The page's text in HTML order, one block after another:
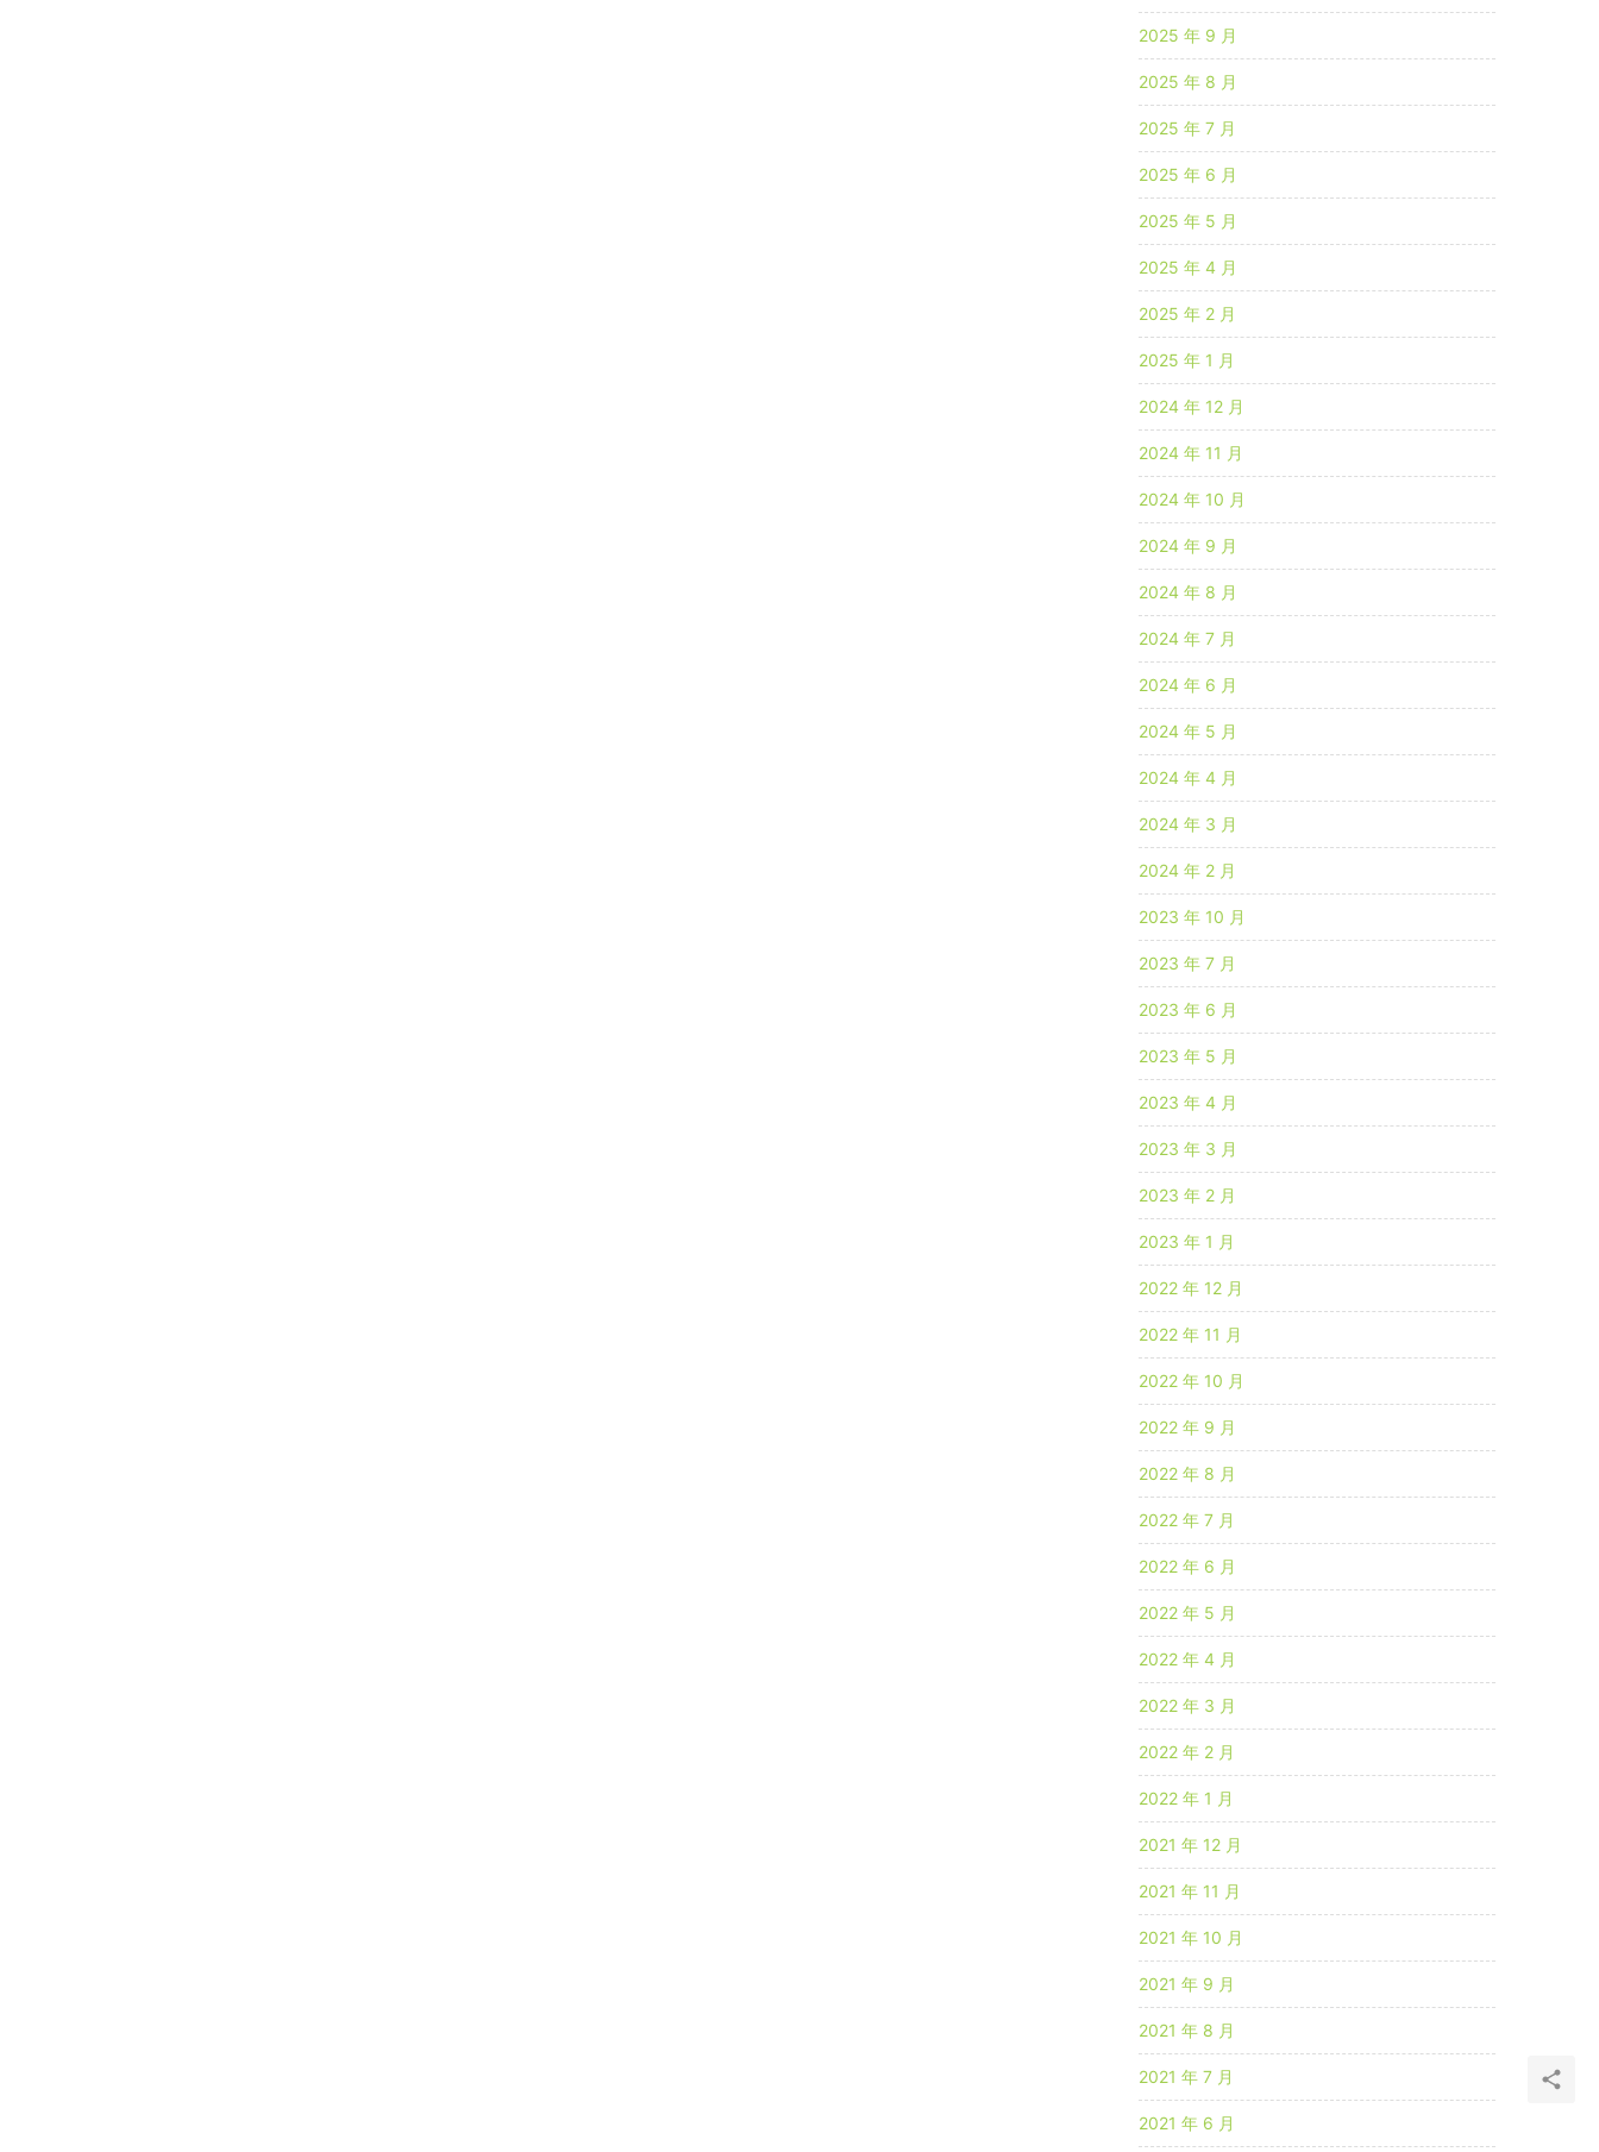
2025 年 9 月
2025 年 8 月
2025 年 7 月
2025 年 6 月
2025 年 5 月
2025 年 4 月
2025 年 2 月
2025 年 1 月
2024 年 12 月
2024 年 11 月
2024 年 10 月
2024 年 9 月
2024 年 8 月
2024 年 7 月
2024 年 6 月
2024 年 5 月
2024 年 4 月
2024 年 3 月
2024 年 2 月
2023 年 10 月
2023 年 7 月
2023 年 6 月
2023 年 5 月
2023 年 4 月
2023 年 3 月
2023 年 2 月
2023 年 1 月
2022 年 12 月
2022 年 11 月
2022 年 10 月
2022 年 9 月
2022 年 8 月
2022 年 7 月
2022 年 6 月
2022 年 5 月
2022 年 4 月
2022 年 3 月
2022 年 2 月
2022 年 1 月
2021 年 12 月
2021 年 11 月
2021 年 10 月
2021 年 9 月
2021 年 8 月
2021 年 7 月
2021 年 6 月